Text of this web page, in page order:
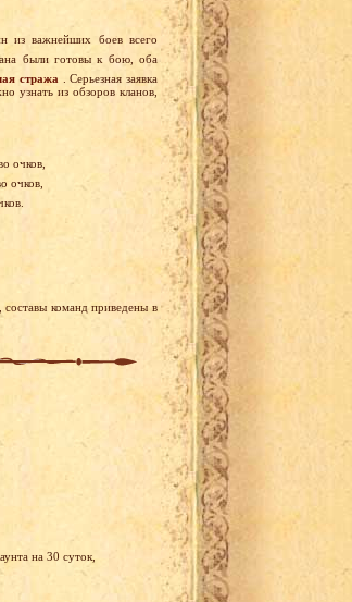
из важнейших боев всего
были готовы к бою, оба
стража . Серьезная заявка
узнать из обзоров кланов,
очков,
очков,
команд приведены в
на 30 суток,